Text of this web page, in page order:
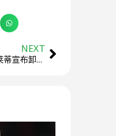
NEXT
斯帕莱蒂宣布卸任意大利主帅，2比0击败摩尔多瓦后谢幕